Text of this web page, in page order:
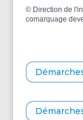
© Direction de
comarquage